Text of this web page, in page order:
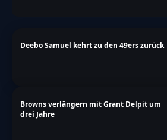
Deebo Samuel kehrt zu den 49ers zurück
Browns verlängern mit Grant Delpit um
drei Jahre